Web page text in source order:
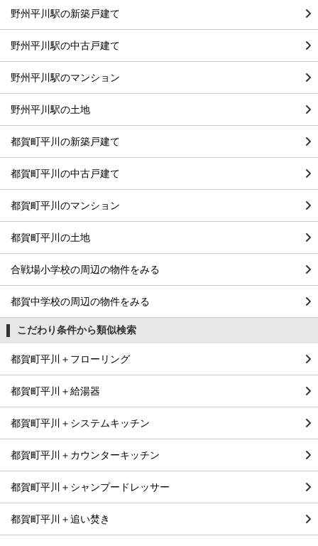
野州平川駅の新築戸建て
野州平川駅の中古戸建て
野州平川駅のマンション
野州平川駅の土地
都賀町平川の新築戸建て
都賀町平川の中古戸建て
都賀町平川のマンション
都賀町平川の土地
合戦場小学校の周辺の物件をみる
都賀中学校の周辺の物件をみる
こだわり条件から類似検索
都賀町平川＋フローリング
都賀町平川＋給湯器
都賀町平川＋システムキッチン
都賀町平川＋カウンターキッチン
都賀町平川＋シャンプードレッサー
都賀町平川＋追い焚き